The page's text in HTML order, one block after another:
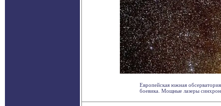
Европейская южная
боевика. Мощные лазеры